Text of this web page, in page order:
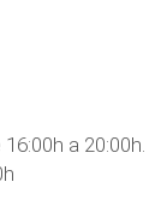
a 20:00h.